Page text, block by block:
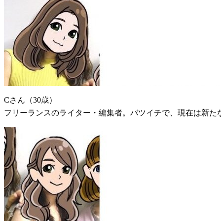
Cさん（30歳）
フリーランスのライター・編集者。バツイチで、現在は新た